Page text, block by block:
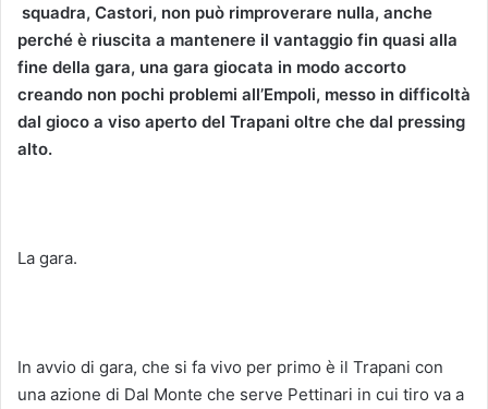
squadra, Castori, non può rimproverare nulla, anche
perché è riuscita a mantenere il vantaggio fin quasi alla
fine della gara, una gara giocata in modo accorto
creando non pochi problemi all’Empoli, messo in difficoltà
dal gioco a viso aperto del Trapani oltre che dal pressing
alto.
La gara.
In avvio di gara, che si fa vivo per primo è il Trapani con
una azione di Dal Monte che serve Pettinari in cui tiro va a